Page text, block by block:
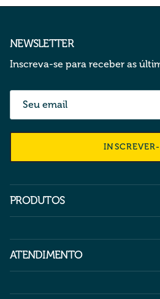
NEWSLETTER
Inscreva-se para receber as
PRODUTOS
ATENDIMENTO